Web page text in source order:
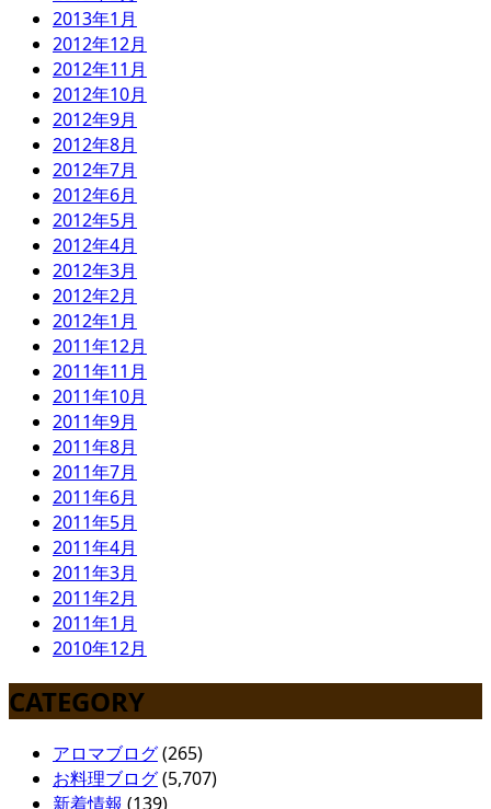
2013年1月
2012年12月
2012年11月
2012年10月
2012年9月
2012年8月
2012年7月
2012年6月
2012年5月
2012年4月
2012年3月
2012年2月
2012年1月
2011年12月
2011年11月
2011年10月
2011年9月
2011年8月
2011年7月
2011年6月
2011年5月
2011年4月
2011年3月
2011年2月
2011年1月
2010年12月
CATEGORY
アロマブログ(265)
お料理ブログ(5,707)
新着情報 (139)